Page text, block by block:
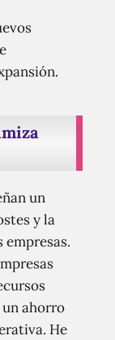
un
y la
ahorro
He